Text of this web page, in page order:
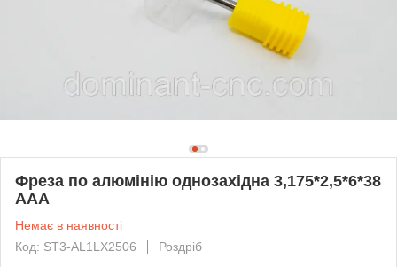
Фреза по алюмінію однозахідна 3,175*2,5*6*38
ААА
Немає в наявності
Код: ST3-AL1LX2506
Роздріб